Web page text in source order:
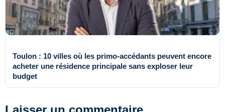
Toulon : 10 villes où les primo-accédants peuvent encore
acheter une résidence principale sans exploser leur
budget